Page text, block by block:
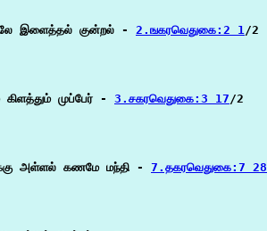
இளைத்தல் குன்றல் - 2.ஙகரவெதுகை:2 1/2
கிளத்தும் முப்பேர் - 3.சகரவெதுகை:3 17/2
அள்ளல் கணமே மந்தி - 7.தகரவெதுகை:7 28